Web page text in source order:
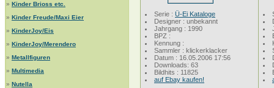
» Kinder Brioss etc.
» Kinder Freude/Maxi Eier
» KinderJoy/Eis
» KinderJoy/Merendero
» Metallfiguren
» Multimedia
» Nutella
Serie : Ü-Ei Kataloge
Designer : unbekannt
Jahrgang : 1990
BPZ :
Kennung :
Sammler : klickerklacker
Datum : 16.05.2006 17:56
Downloads: 63
Bildhits : 11825
auf Ebay kaufen!